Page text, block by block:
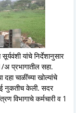
यांचे निर्देशानुसार
अ प्रभागातील सहा.
चाळींच्या खोल्यांचे
नुकतीच केली. सदर
विभागाचे कर्मचारी व 1